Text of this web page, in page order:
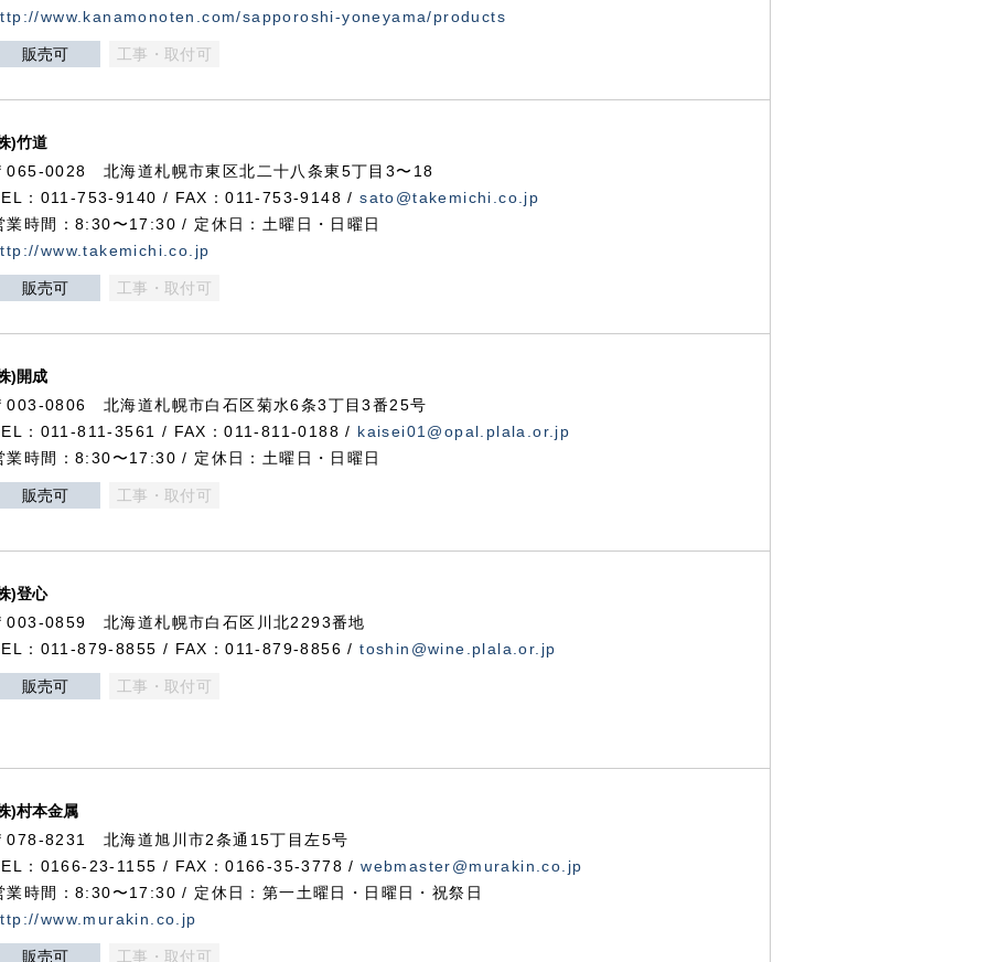
www.kanamonoten.com/sapporoshi-yoneyama/products
販売可 工事・取付可
)竹道
065-0028 北海道札幌市東区北二十八条東5丁目3〜18
：011-753-9140 / FAX：011-753-9148 /sato@takemichi.co.jp
業時間：8:30〜17:30 / 定休日：土曜日・日曜日
www.takemichi.co.jp
販売可 工事・取付可
)開成
003-0806 北海道札幌市白石区菊水6条3丁目3番25号
：011-811-3561 / FAX：011-811-0188 / kaisei01@opal.plala.or.jp
業時間：8:30〜17:30 / 定休日：土曜日・日曜日
販売可 工事・取付可
)登心
003-0859 北海道札幌市白石区川北2293番地
：011-879-8855 / FAX：011-879-8856 /toshin@wine.plala.or.jp
販売可 工事・取付可
)村本金属
078-8231 北海道旭川市2条通15丁目左5号
：0166-23-1155 / FAX：0166-35-3778 /webmaster@murakin.co.jp
業時間：8:30〜17:30 / 定休日：第一土曜日・日曜日・祝祭日
www.murakin.co.jp
販売可 工事・取付可